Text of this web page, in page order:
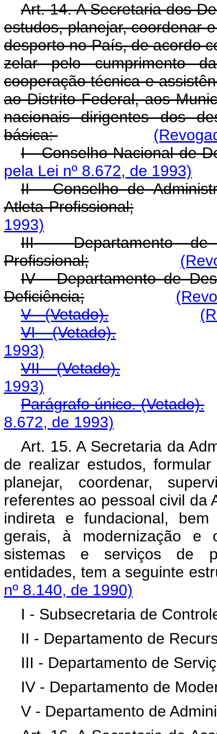
Art. 14. A Secretaria dos
estudos, planejar, coordenar
desporto no País, de acordo
zelar pelo cumprimento
cooperação técnica e
ao Distrito Federal, aos
nacionais dirigentes dos
básica:
I - Conselho Nacional de
pela Lei nº 8.672, de 1993)
II - Conselho de
Atleta Profissional;
1993)
III - Departamento de
Profissional;
IV - Departamento de
Deficiência;
V - (Vetado).
VI - (Vetado).
1993)
VII - (Vetado).
1993)
Parágrafo único. (Vetado).
8.672, de 1993)
Art. 15. A Secretaria da
de realizar estudos,
planejar, coordenar,
referentes ao pessoal civil da
indireta e fundacional,
gerais, à modernização e
sistemas e serviços de
entidades, tem a
nº 8.140, de 1990)
I - Subsecretaria de
II - Departamento de
III - Departamento de
IV - Departamento de
V - Departamento de